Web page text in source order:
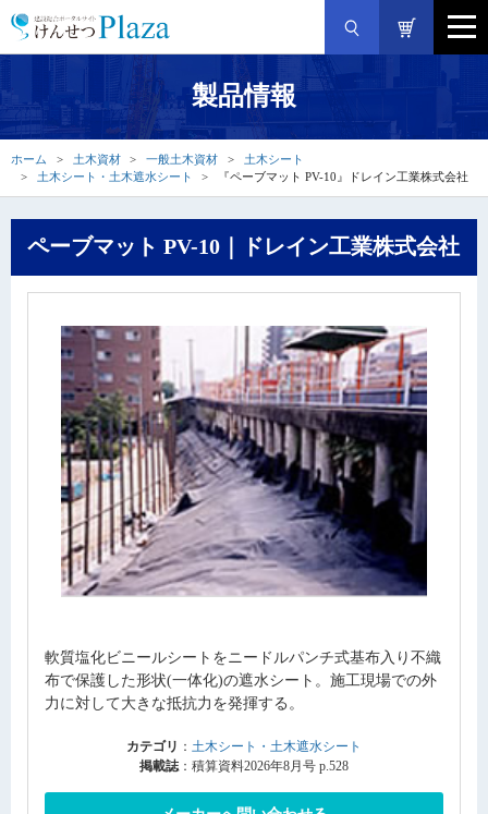
製品情報
ホーム 土木資材 一般土木資材
土木シート
土木シート・土木遮水シート
『ペーブマット PV-10』ドレイン工業株式会社
ペーブマット PV-10｜ドレイン工業株式会社
軟質塩化ビニールシートをニードルパンチ式基布入り不織
布で保護した形状(一体化)の遮水シート。施工現場での外
力に対して大きな抵抗力を発揮する。
カテゴリ ： 土木シート・土木遮水シート
掲載誌：積算資料2026年8月号 p.528